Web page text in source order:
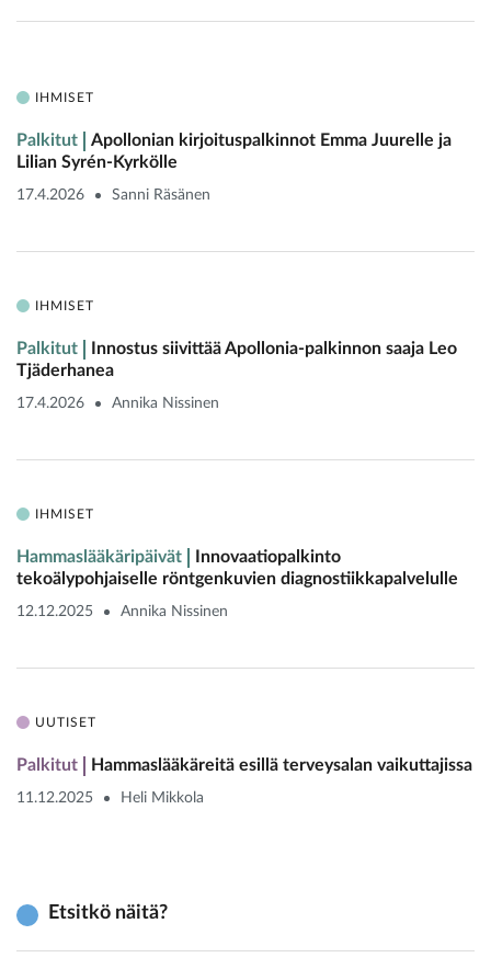
IHMISET
Palkitut
Apollonian kirjoituspalkinnot Emma Juurelle ja
Lilian Syrén-Kyrkölle
17.4.2026 Sanni Räsänen
IHMISET
Palkitut
Innostus siivittää Apollonia-palkinnon saaja Leo
Tjäderhanea
17.4.2026 Annika Nissinen
IHMISET
Hammaslääkäripäivät
Innovaatiopalkinto
tekoälypohjaiselle röntgenkuvien diagnostiikkapalvelulle
12.12.2025 Annika Nissinen
UUTISET
Palkitut Hammaslääkäreitä esillä terveysalan vaikuttajissa
11.12.2025 Heli Mikkola
Etsitkö näitä?